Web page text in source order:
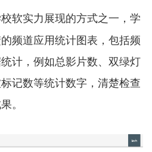
软实力展现的方式之一，学
频道应用统计图表，包括频
计，例如总影片数、双绿灯
记数等统计数字，清楚检查
。